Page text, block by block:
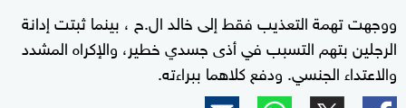
ووجهت تهمة التعذيب فقط إلى ​خالد ‌ال.ح ، بينما ثبتت إدانة
الرجلين بتهم التسبب في أذى جسدي خطير، والإكراه المشدد ​
والاعتداء الجنسي. ودفع كلاهما ببراءته.